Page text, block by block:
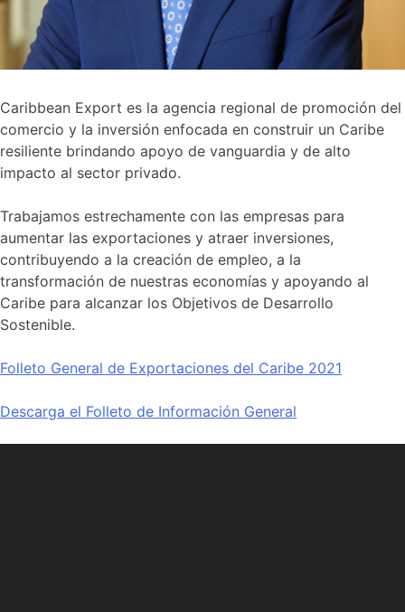
Caribbean Export es la agencia regional de promoción del
comercio y la inversión enfocada en construir un Caribe
resiliente brindando apoyo de vanguardia y de alto
impacto al sector privado.
Trabajamos estrechamente con las empresas para
aumentar las exportaciones y atraer inversiones,
contribuyendo a la creación de empleo, a la
transformación de nuestras economías y apoyando al
Caribe para alcanzar los Objetivos de Desarrollo
Sostenible.
Folleto General de Exportaciones del Caribe 2021
Descarga el Folleto de Información General